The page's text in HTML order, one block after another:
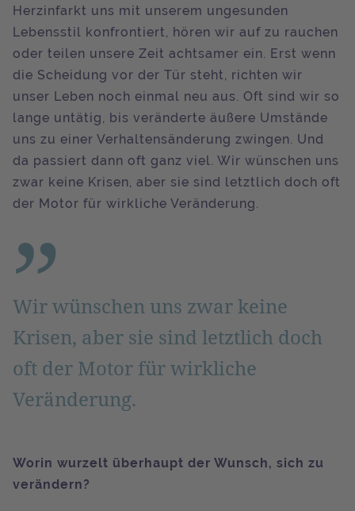
Herzinfarkt uns mit unserem ungesunden
Lebensstil konfrontiert, hören wir auf zu rauchen
oder teilen unsere Zeit achtsamer ein. Erst wenn
die Scheidung vor der Tür steht, richten wir
unser Leben noch einmal neu aus. Oft sind wir so
lange untätig, bis veränderte äußere Umstände
uns zu einer Verhaltensänderung zwingen. Und
da passiert dann oft ganz viel. Wir wünschen uns
zwar keine Krisen, aber sie sind letztlich doch oft
der Motor für wirkliche Veränderung.
Wir wünschen uns zwar keine
Krisen, aber sie sind letztlich doch
oft der Motor für wirkliche
Veränderung.
Worin wurzelt überhaupt der Wunsch, sich zu
verändern?